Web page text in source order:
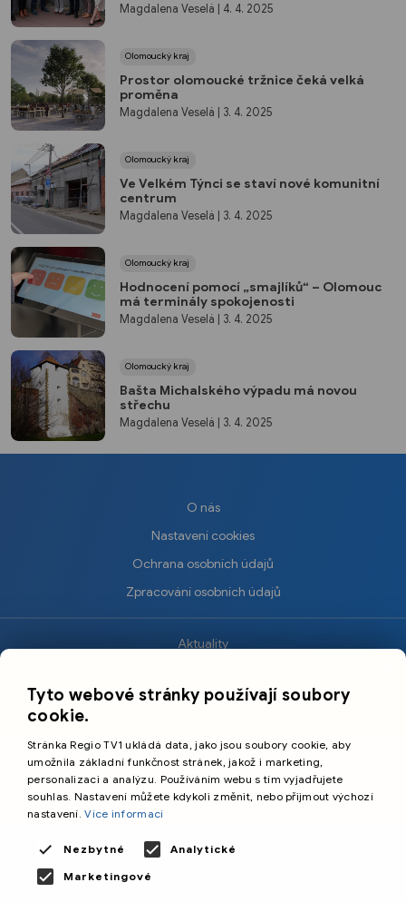
Magdalena Veselá | 4. 4. 2025
Olomoucký kraj
Prostor olomoucké tržnice čeká velká
proměna
Magdalena Veselá | 3. 4. 2025
Olomoucký kraj
Ve Velkém Týnci se staví nové komunitní
centrum
Magdalena Veselá | 3. 4. 2025
Olomoucký kraj
Hodnocení pomocí „smajlíků“ – Olomouc
má terminály spokojenosti
Magdalena Veselá | 3. 4. 2025
Olomoucký kraj
Bašta Michalského výpadu má novou
střechu
Magdalena Veselá | 3. 4. 2025
O nás
Nastavení cookies
Ochrana osobních údajů
Zpracování osobních údajů
Aktuality
Sport
Cestování
©️
Primetime Media s.r.o.
Tyto webové stránky používají soubory
cookie.
Stránka Regio TV1 ukládá data, jako jsou soubory cookie, aby
umožnila základní funkčnost stránek, jakož i marketing,
personalizaci a analýzu. Používáním webu s tím vyjadřujete
souhlas. Nastavení můžete kdykoli změnit, nebo přijmout výchozí
nastavení.Více informací
Nezbytné
Analytické
Marketingové